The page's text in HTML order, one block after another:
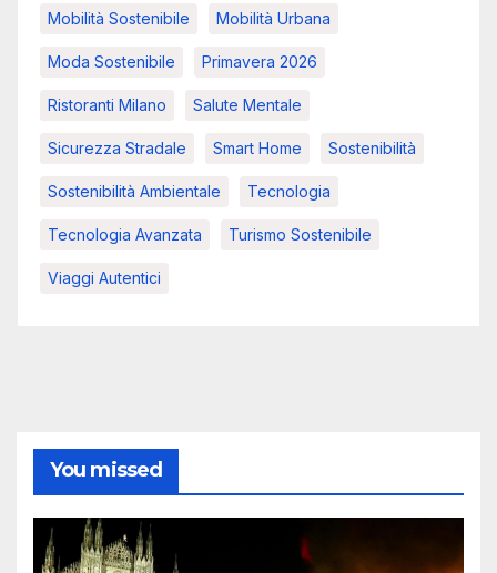
Mobilità Sostenibile Mobilità Urbana
Moda Sostenibile Primavera 2026
Ristoranti Milano Salute Mentale
Sicurezza Stradale Smart Home Sostenibilità
Sostenibilità Ambientale Tecnologia
Tecnologia Avanzata Turismo Sostenibile
Viaggi Autentici
You missed